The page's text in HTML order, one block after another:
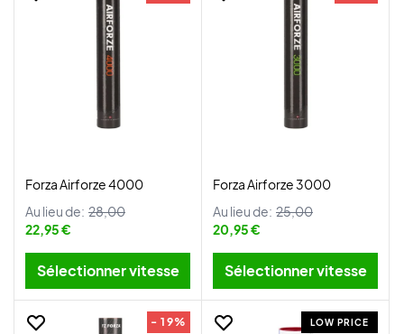
Forza Airforze 4000
Au lieu de: 28,00
22,95 €
Sélectionner vitesse
Forza Airforze 3000
Au lieu de: 25,00
20,95 €
Sélectionner vitesse
- 19% LOW PRICE